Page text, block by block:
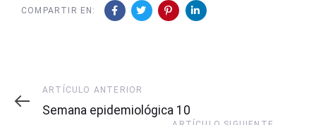
COMPARTIR EN:
Artículo
Anterior
ARTÍCULO ANTERIOR
Semana epidemiológica 10